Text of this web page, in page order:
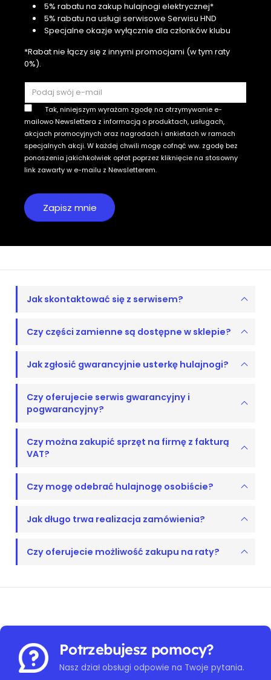
5% rabatu na zakup hulajnogi elektrycznej*
5% rabatu na usługi serwisowe Serwisu HND
Specjalne okazje wyłącznie dla członków klubu
*Rabat nie łączy się z innymi promocjami (w tym raty
0%).
Tak, niniejszym wyrażam zgodę na otrzymywanie e-
mailowo Newslettera z informacją o produktach, usługach,
akcjach promocyjnych oraz nagrodach i ankietach w ramach
specjalnych akcji. W każdej chwili mogę cofnąć ww. zgodę bez
ponoszenia jakichkolwiek opłat poprzez kliknięcie na stosowny
link zawarty w e-mailu z Newsletterem.
Jak skontaktować się z serwisem?
Czy części zamienne są dostępne w sklepie?
Jak zgłosić gwarancyjnie usterkę hulajnogi?
Czy oferujecie serwis gwarancyjny i
pogwarancyjny?
Czy można zakupić sprzęt na firmę z fakturą
VAT?
Czy mogę odebrać hulajnogę osobiście?
Jak długo trwa realizacja zamówienia?
Czy oferujecie możliwość zakupu na raty?
Potrzebujesz pomocy?
Nasz dział obsługi odpowie na Twoje pytania.